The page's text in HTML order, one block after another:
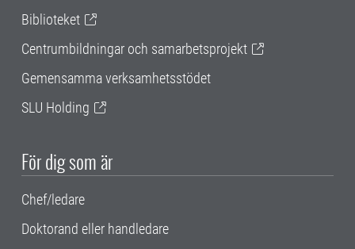
Biblioteket
Centrumbildningar och samarbetsprojekt
Gemensamma verksamhetsstödet
SLU Holding
För dig som är
Chef/ledare
Doktorand eller handledare